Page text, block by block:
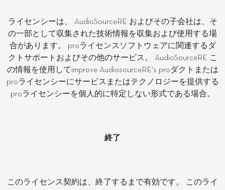
ライセンシーは、 AudioSourceRE およびその子会社は、そ
の一部として収集された技術情報を収集および使用する場
合があります。 proライセンスソフトウェアに関連するダ
クトサポートおよびその他のサービス。 AudioSourceRE こ
の情報を使用してimprove AudiosourceRE's proダクトまたは
proライセンシーにサービスまたはテクノロジーを提供する
proライセンシーを個人的に特定しない形式である場合。
終了
このライセンス契約は、終了するまで有効です。 このライ